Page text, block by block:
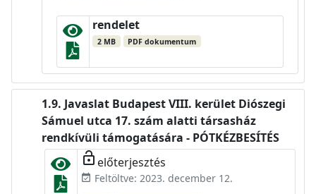
rendelet
2 MB PDF dokumentum
Javaslat Budapest VIII. kerület Diószegi
Sámuel utca 17. szám alatti társasház
rendkívüli támogatására - PÓTKÉZBESÍTÉS
lock_open előterjesztés
event_available Feltöltve: 2023. december 12.